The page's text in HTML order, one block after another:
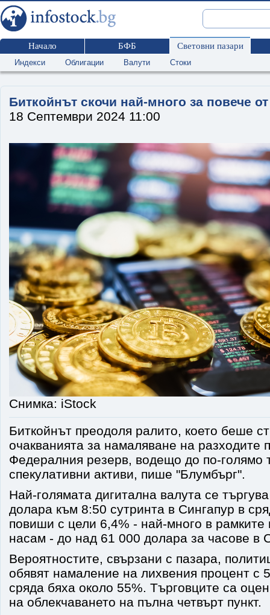
Начало БФБ Световни пазари
Индекси Облигации Валути Стоки
Биткойнът скочи най-много за повече
18 Септември 2024 11:00
Снимка: iStock
Биткойнът преодоля ралито, което беше
очакванията за намаляване на разходите
Федералния резерв, водещо до по-голямо
спекулативни активи, пише "Блумбърг".
Най-голямата дигитална валута се
долара към 8:50 сутринта в Сингапур в
повиши с цели 6,4% - най-много в рамките
насам - до над 61 000 долара за часове в
Вероятностите, свързани с пазара,
обявят намаление на лихвения процент с
сряда бяха около 55%. Търговците са
на облекчаването на пълна четвърт пункт.